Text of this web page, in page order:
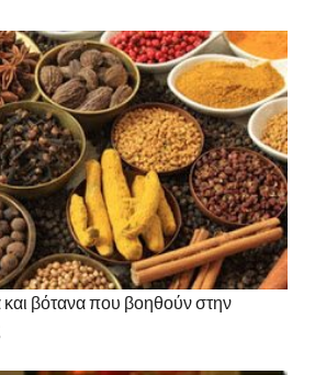
βότανα που βοηθούν στην